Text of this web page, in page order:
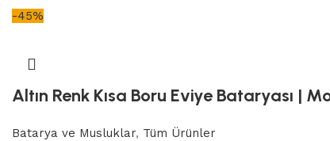
-45%
Altın Renk Kısa Boru Eviye Bataryası |
Batarya ve Musluklar, Tüm Ürünler